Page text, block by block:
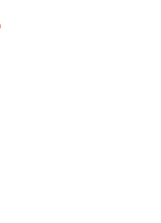
para reforzar el centro del
su traspaso al Genoa
así queda la cantera del Sevilla